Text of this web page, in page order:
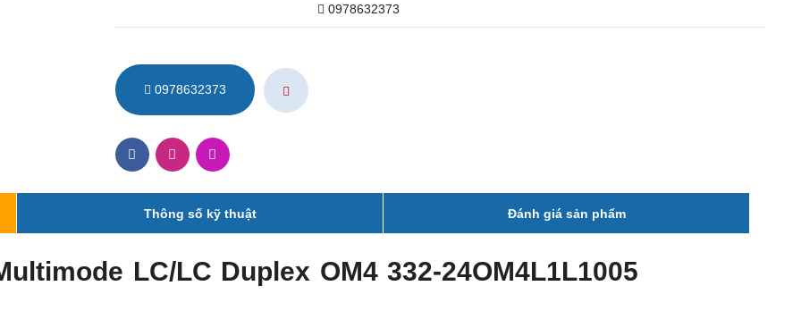
0978632373
0978632373
Thông số kỹ thuật Đánh giá sản phẩm
LC/LC Duplex OM4 332-24OM4L1L1005